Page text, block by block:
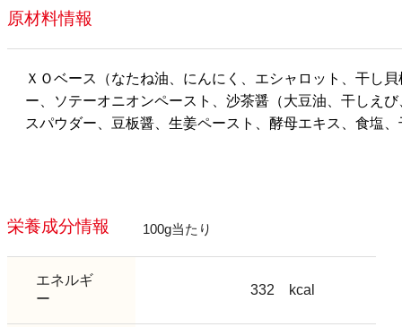
原材料情報
ＸＯベース（なたね油、にんにく、エシャロット、干し
ー、ソテーオニオンペースト、沙茶醤（大豆油、干しえ
スパウダー、豆板醤、生姜ペースト、酵母エキス、食塩
栄養成分情報 100g当たり
エネルギ
ー
332 kcal